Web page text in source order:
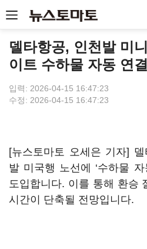
델타항공, 인천발 미
이트 수하물 자동 연
입력: 2026-04-15 16:47:23
수정: 2026-04-15 16:47:23
[뉴스토마토 오세은 기자]
발 미국행 노선에 ‘수하물
도입합니다. 이를 통해 환승
시간이 단축될 전망입니다.